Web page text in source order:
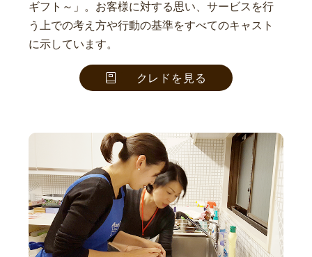
ギフト～」。お客様に対する思い、サービスを行
う上での考え方や行動の基準をすべてのキャスト
に示しています。
クレドを見る